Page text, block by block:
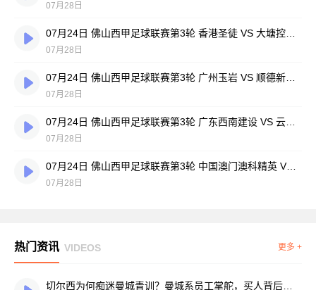
07月28日
07月28日
07月28日
07月28日
07月24日 佛山西甲足球联赛第3轮 中国澳门澳科精英 VS 藝品高國際 全场录像
07月28日
热门资讯 VIDEOS 更多 +